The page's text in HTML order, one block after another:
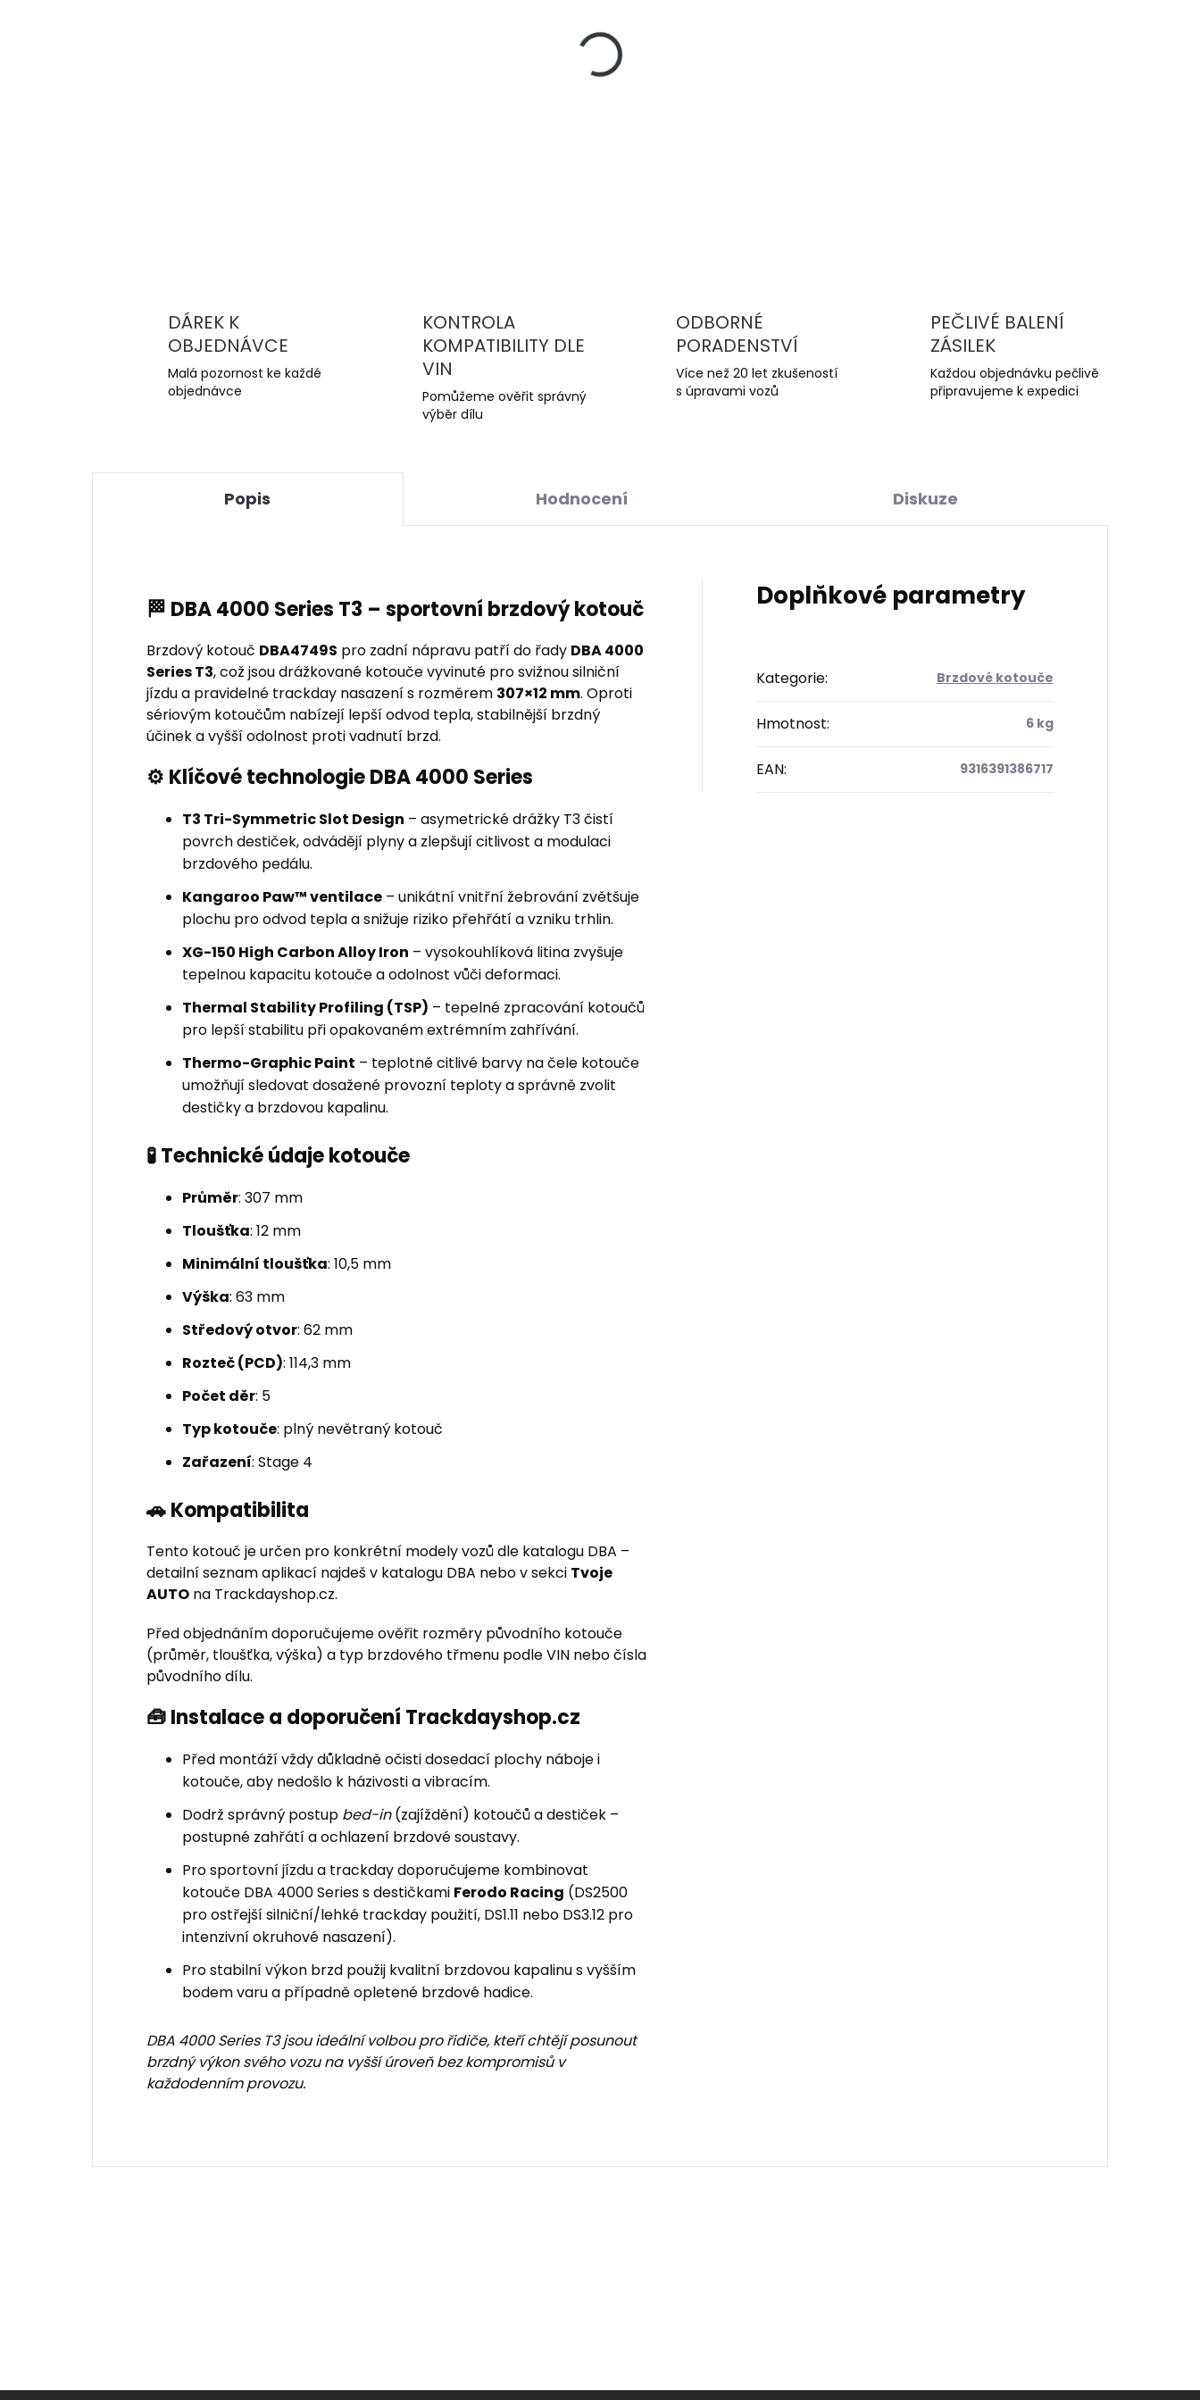
DÁREK K
OBJEDNÁVCE
Malá pozornost ke každé
objednávce
KONTROLA
KOMPATIBILITY DLE
VIN
Pomůžeme ověřit správný
výběr dílu
ODBORNÉ
PORADENSTVÍ
Více než 20 let zkušeností
s úpravami vozů
PEČLIVÉ BALENÍ
ZÁSILEK
Každou objednávku pečlivě
připravujeme k expedici
Popis Hodnocení Diskuze
🏁 DBA 4000 Series T3 – sportovní brzdový kotouč
Brzdový kotouč DBA4749S pro zadní nápravu patří do řady DBA 4000
Series T3, což jsou drážkované kotouče vyvinuté pro svižnou silniční
jízdu a pravidelné trackday nasazení s rozměrem 307×12 mm. Oproti
sériovým kotoučům nabízejí lepší odvod tepla, stabilnější brzdný
účinek a vyšší odolnost proti vadnutí brzd.
⚙️ Klíčové technologie DBA 4000 Series
T3 Tri-Symmetric Slot Design – asymetrické drážky T3 čistí
povrch destiček, odvádějí plyny a zlepšují citlivost a modulaci
brzdového pedálu.
Kangaroo Paw™ ventilace – unikátní vnitřní žebrování zvětšuje
plochu pro odvod tepla a snižuje riziko přehřátí a vzniku trhlin.
XG-150 High Carbon Alloy Iron – vysokouhlíková litina zvyšuje
tepelnou kapacitu kotouče a odolnost vůči deformaci.
Thermal Stability Profiling (TSP) – tepelné zpracování kotoučů
pro lepší stabilitu při opakovaném extrémním zahřívání.
Thermo-Graphic Paint – teplotně citlivé barvy na čele kotouče
umožňují sledovat dosažené provozní teploty a správně zvolit
destičky a brzdovou kapalinu.
🧪 Technické údaje kotouče
Průměr: 307 mm
Tloušťka: 12 mm
Minimální tloušťka: 10,5 mm
Výška: 63 mm
Středový otvor: 62 mm
Rozteč (PCD): 114,3 mm
Počet děr: 5
Typ kotouče: plný nevětraný kotouč
Zařazení: Stage 4
🚗 Kompatibilita
Tento kotouč je určen pro konkrétní modely vozů dle katalogu DBA –
detailní seznam aplikací najdeš v katalogu DBA nebo v sekci Tvoje
AUTO na Trackdayshop.cz.
Před objednáním doporučujeme ověřit rozměry původního kotouče
(průměr, tloušťka, výška) a typ brzdového třmenu podle VIN nebo čísla
původního dílu.
🧰 Instalace a doporučení Trackdayshop.cz
Před montáží vždy důkladně očisti dosedací plochy náboje i
kotouče, aby nedošlo k házivosti a vibracím.
Dodrž správný postup bed-in(zajíždění) kotoučů a destiček –
postupné zahřátí a ochlazení brzdové soustavy.
Pro sportovní jízdu a trackday doporučujeme kombinovat
kotouče DBA 4000 Series s destičkami Ferodo Racing (DS2500
pro ostřejší silniční/lehké trackday použití, DS1.11 nebo DS3.12 pro
intenzivní okruhové nasazení).
Pro stabilní výkon brzd použij kvalitní brzdovou kapalinu s vyšším
bodem varu a případně opletené brzdové hadice.
DBA 4000 Series T3 jsou ideální volbou pro řidiče, kteří chtějí posunout
brzdný výkon svého vozu na vyšší úroveň bez kompromisů v
každodenním provozu.
Doplňkové parametry
Kategorie: Brzdové kotouče
Hmotnost: 6 kg
EAN: 9316391386717